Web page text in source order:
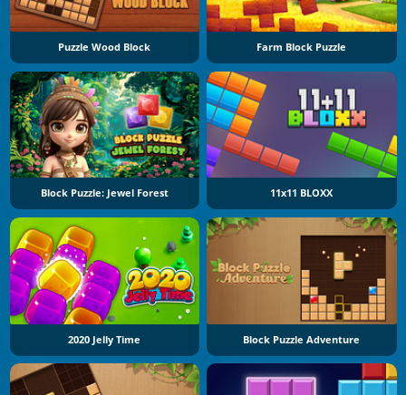
Puzzle Wood Block Farm Block Puzzle
Block Puzzle: Jewel Forest 11x11 BLOXX
2020 Jelly Time Block Puzzle Adventure